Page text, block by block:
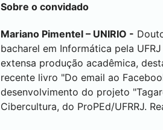
Sobre o convidado
Mariano Pimentel – UNIRIO -
bacharel em Informática pela
extensa produção acadêmica,
recente livro "Do email ao
desenvolvimento do projeto
Cibercultura, do ProPEd/UFRRJ.